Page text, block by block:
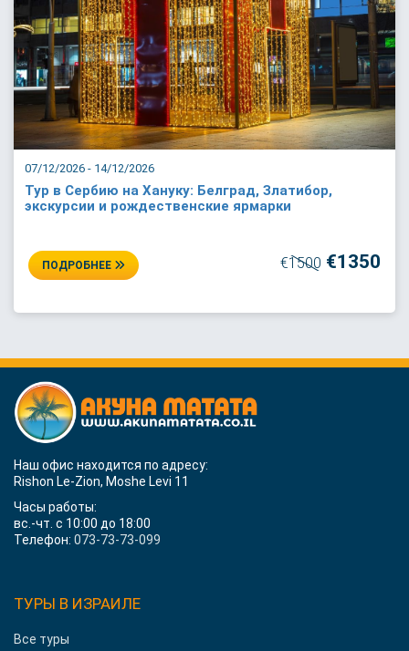
07/12/2026 - 14/12/2026
Тур в Сербию на Хануку: Белград, Златибор,
экскурсии и рождественские ярмарки
ПОДРОБНЕЕ €1500 €1350
Наш офис находится по адресу:
Rishon Le-Zion, Moshe Levi 11
Часы работы:
вс.-чт. с 10:00 до 18:00
Телефон: 073-73-73-099
ТУРЫ В ИЗРАИЛЕ
Все туры